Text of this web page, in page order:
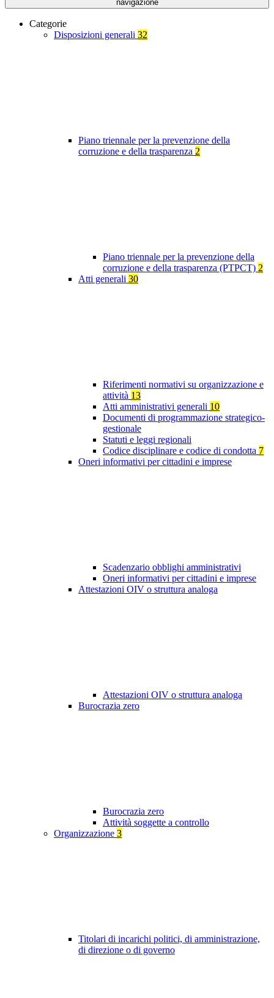
navigazione
Categorie
Disposizioni generali 32
Piano triennale per la prevenzione della
corruzione e della trasparenza 2
Piano triennale per la prevenzione della
corruzione e della trasparenza (PTPCT) 2
Atti generali 30
Riferimenti normativi su organizzazione e
attività 13
Atti amministrativi generali 10
Documenti di programmazione strategico-
gestionale
Statuti e leggi regionali
Codice disciplinare e codice di condotta 7
Oneri informativi per cittadini e imprese
Scadenzario obblighi amministrativi
Oneri informativi per cittadini e imprese
Attestazioni OIV o struttura analoga
Attestazioni OIV o struttura analoga
Burocrazia zero
Burocrazia zero
Attività soggette a controllo
Organizzazione 3
Titolari di incarichi politici, di amministrazione,
di direzione o di governo